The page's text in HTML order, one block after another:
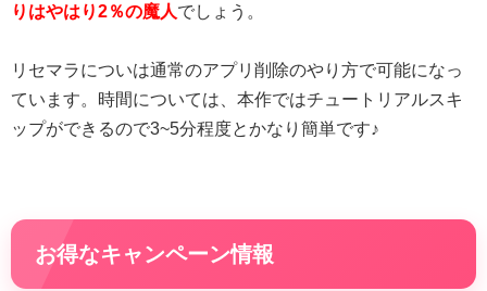
りはやはり2％の魔人でしょう。
リセマラについは通常のアプリ削除のやり方で可能になっ
ています。時間については、本作ではチュートリアルスキ
ップができるので3~5分程度とかなり簡単です♪
お得なキャンペーン情報